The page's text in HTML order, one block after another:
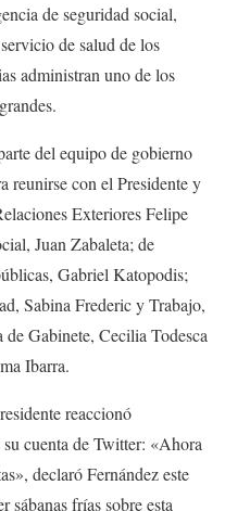
de seguridad social,
de salud de los
administran uno de los
del equipo de gobierno
reunirse con el Presidente y
Exteriores Felipe
Juan Zabaleta; de
Gabriel Katopodis;
Sabina Frederic y Trabajo,
Gabinete, Cecilia Todesca
Ibarra.
reaccionó
su cuenta de Twitter: «Ahora
declaró Fernández este
sábanas frías sobre esta